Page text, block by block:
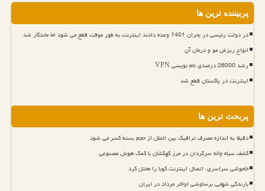
پربیننده ترین ها
در دولت رئیسی در بحران 1401 وعده دادند اینترنت به طور موقت قطع می شود اما ماندگار شد
انواع ریزش مو و درمان آن
رشد 26000 درصدی نام نویسی VPN
اینترنت در پاکستان قطع شد
پربحث ترین ها
دقیقا به اندازه مصرف ترافیک بین الملل از حجم بسته کسر می شود
کشف سیاه چاله سرگردان در مرز کهکشان با کمک هوش مصنوعی
خاموشی سراسری، اتصال اینترنت کوبا را مختل کرد
بارندگی شهابی برساوشی اواخر مرداد در ایران